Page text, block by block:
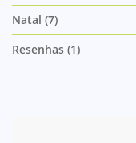
Natal (7)
Resenhas (1)